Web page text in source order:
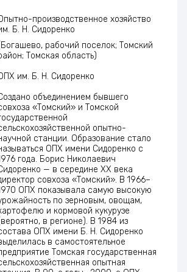
производственное хозяйство
Б. Н. Сидоренко
рабочий поселок; Томский
Томская область)
им. Б. Н. Сидоренко
объединением бывшего
«Томский» и Томской
опытно-
станции. Образование стало
ОПХ имени Сидоренко с
года. Борис Николаевич
— в середине ХХ века
совхоза «Томский». В 1966–
ОПХ показывала самую высокую
по зерновым, овощам,
и кормовой кукурузе
в регионе). В 1984 из
ОПХ имени Б. Н. Сидоренко
в самостоятельное
Томская государственная
опытная